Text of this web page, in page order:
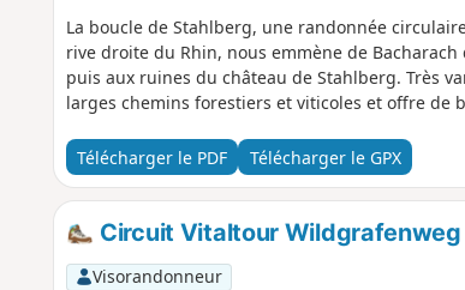
La boucle de Stahlberg, une randonnée
rive droite du Rhin, nous emmène de
puis aux ruines du château de Stahlberg. Très
larges chemins forestiers et viticoles et offre de
Télécharger le PDF Télécharger le GPX
Circuit Vitaltour Wildgrafenweg
Visorandonneur